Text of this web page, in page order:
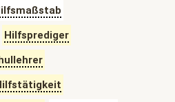
Hilfsprediger